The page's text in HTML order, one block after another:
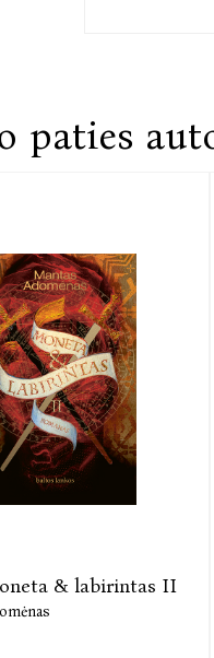
paties
& labirintas II